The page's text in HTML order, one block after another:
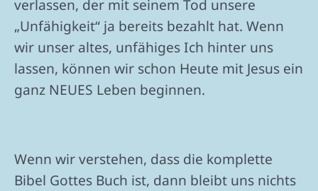
verlassen, der mit seinem Tod unsere
„Unfähigkeit“ ja bereits bezahlt hat. Wenn
wir unser altes, unfähiges Ich hinter uns
lassen, können wir schon Heute mit Jesus ein
ganz NEUES Leben beginnen.
Wenn wir verstehen, dass die komplette
Bibel Gottes Buch ist, dann bleibt uns nichts